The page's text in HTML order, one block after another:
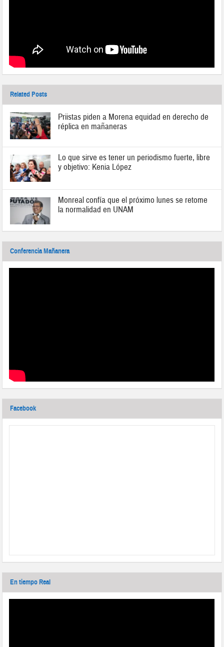
Related Posts
Priistas piden a Morena equidad en derecho de
réplica en mañaneras
Lo que sirve es tener un periodismo fuerte, libre
y objetivo: Kenia López
Monreal confía que el próximo lunes se retome
la normalidad en UNAM
Conferencia Mañanera
Facebook
En tiempo Real